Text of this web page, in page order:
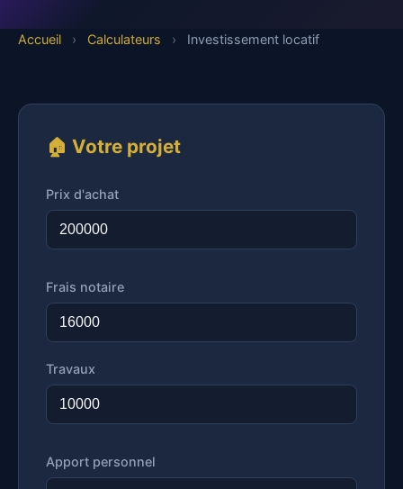
Accueil › Calculateurs › Investissement locatif
🏠 Votre projet
Prix d'achat
Frais notaire
Travaux
Apport personnel